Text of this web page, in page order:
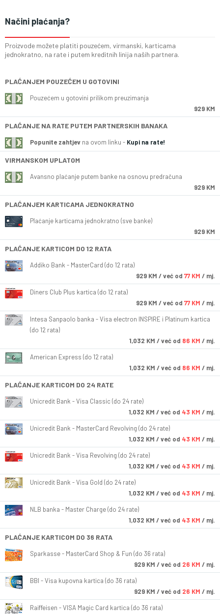
Načini plaćanja?
Proizvode možete platiti pouzećem, virmanski, karticama
jednokratno, na rate i putem kreditnih linija naših partnera.
PLAĆANJEM POUZEĆEM U GOTOVINI
Pouzećem u gotovini prilikom preuzimanja
929 KM
PLAĆANJE NA RATE PUTEM PARTNERSKIH BANAKA
Popunite zahtjev na ovom linku - Kupi na rate!
VIRMANSKOM UPLATOM
Avansno plaćanje putem banke na osnovu predračuna
929 KM
PLAĆANJEM KARTICAMA JEDNOKRATNO
Plaćanje karticama jednokratno (sve banke)
929 KM
PLAĆANJE KARTICOM DO 12 RATA
Addiko Bank - MasterCard (do 12 rata)
929 KM / već od 77 KM / mj.
Diners Club Plus kartica (do 12 rata)
929 KM / već od 77 KM / mj.
Intesa Sanpaolo banka - Visa electron INSPIRE i Platinum kartica
(do 12 rata)
1,032 KM / već od 86 KM / mj.
American Express (do 12 rata)
1,032 KM / već od 86 KM / mj.
PLAĆANJE KARTICOM DO 24 RATE
Unicredit Bank - Visa Classic (do 24 rate)
1,032 KM / već od 43 KM / mj.
Unicredit Bank - MasterCard Revolving (do 24 rate)
1,032 KM / već od 43 KM / mj.
Unicredit Bank - Visa Revolving (do 24 rate)
1,032 KM / već od 43 KM / mj.
Unicredit Bank - Visa Gold (do 24 rate)
1,032 KM / već od 43 KM / mj.
NLB banka - Master Charge (do 24 rate)
1,032 KM / već od 43 KM / mj.
PLAĆANJE KARTICOM DO 36 RATA
Sparkasse - MasterCard Shop & Fun (do 36 rata)
929 KM / već od 26 KM / mj.
BBI - Visa kupovna kartica (do 36 rata)
929 KM / već od 26 KM / mj.
Raiffeisen - VISA Magic Card kartica (do 36 rata)